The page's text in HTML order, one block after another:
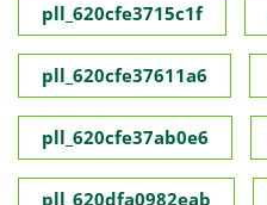
pll_620cfe3715c1f
pll_620cfe37611a6
pll_620cfe37ab0e6
pll_620dfa0982eab